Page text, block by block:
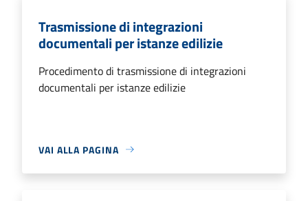
Trasmissione di integrazioni
documentali per istanze edilizie
Procedimento di trasmissione di integrazioni
documentali per istanze edilizie
VAI ALLA PAGINA